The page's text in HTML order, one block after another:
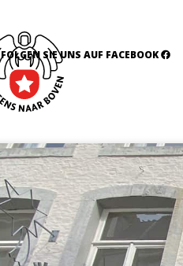
FOLGEN SIE UNS AUF FACEBOOK